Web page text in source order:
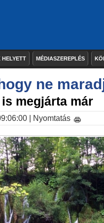
HELYETT MÉDIASZEREPLÉS
ne
megjárta már
| Nyomtatás